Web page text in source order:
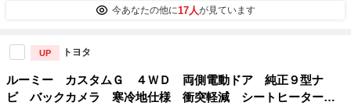
今あなたの他に17人が見ています
UP トヨタ
ルーミー カスタムＧ ４ＷＤ 両側電動ドア 純正９型ナ
ビ バックカメラ 寒冷地仕様 衝突軽減 シートヒーター